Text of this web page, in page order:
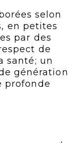
selon
en petites
par des
de
santé; un
génération
profonde